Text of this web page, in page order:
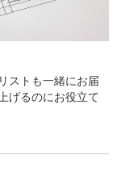
ストも一緒にお届
げるのにお役立て